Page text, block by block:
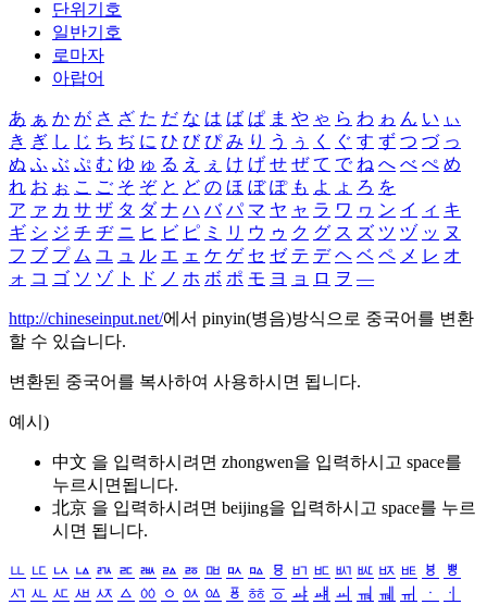
단위기호
일반기호
로마자
아랍어
あ ぁ か が さ ざ た だ な は ば ぱ ま や ゃ ら わ ゎ ん い ぃ
き ぎ し じ ち ぢ に ひ び ぴ み り う ぅ く ぐ す ず つ づ っ
ぬ ふ ぶ ぷ む ゆ ゅ る え ぇ け げ せ ぜ て で ね へ べ ぺ め
れ お ぉ こ ご そ ぞ と ど の ほ ぼ ぽ も よ ょ ろ を
ア ァ カ サ ザ タ ダ ナ ハ バ パ マ ヤ ャ ラ ワ ヮ ン イ ィ キ
ギ シ ジ チ ヂ ニ ヒ ビ ピ ミ リ ウ ゥ ク グ ス ズ ツ ヅ ッ ヌ
フ ブ プ ム ユ ュ ル エ ェ ケ ゲ セ ゼ テ デ ヘ ベ ペ メ レ オ
ォ コ ゴ ソ ゾ ト ド ノ ホ ボ ポ モ ヨ ョ ロ ヲ ―
http://chineseinput.net/에서 pinyin(병음)방식으로 중국어를 변환
할 수 있습니다.
변환된 중국어를 복사하여 사용하시면 됩니다.
예시)
中文 을 입력하시려면 zhongwen을 입력하시고 space를
누르시면됩니다.
北京 을 입력하시려면 beijing을 입력하시고 space를 누르
시면 됩니다.
ㅥ ㅦ ㅧ ㅨ ㅩ ㅪ ㅫ ㅬ ㅭ ㅮ ㅯ ㅰ ㅱ ㅲ ㅳ ㅴ ㅵ ㅶ ㅷ ㅸ
ㅹ
ㅺ ㅻ ㅼ ㅽ ㅾ ㅿ ㆀ ㆁ ㆂ ㆃ ㆄ ㆅ ㆆ ㆇ ㆈ ㆉ ㆊ ㆋ ㆌ ㆍ
ㆎ